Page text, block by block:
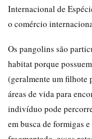
Internacional de
o comércio
Os pangolins são
habitat porque
(geralmente um filhote
áreas de vida para
indivíduo pode
em busca de formigas